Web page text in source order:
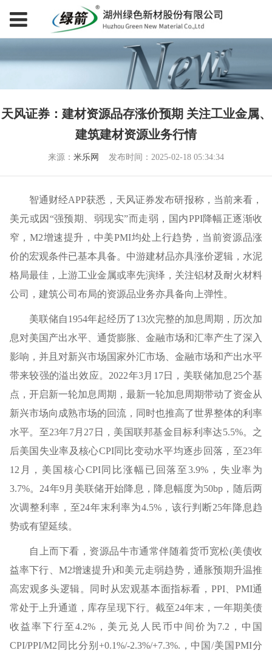
天风证券：建材资源品存涨价预期 关注工业金属、
建筑建材资源业务行情
来源： 米乐网 发布时间：2025-02-18 05:34:34
智通财经APP获悉，天风证券发布研报称，当前来看，
美元或因“强预期、弱现实”而走弱，国内PPI降幅正逐渐收
窄，M2增速提升，中美PMI均处上行趋势，当前资源品涨
价的宏观条件已基本具备。中游建材品亦具涨价逻辑，水泥
格局最佳，上游工业金属或率先演绎，关注铝材及耐火材料
公司，建筑公司布局的资源品业务亦具备向上弹性。
美联储自1954年起经历了13次完整的加息周期，历次加
息对美国产出水平、通货膨胀、金融市场和汇率产生了深入
影响，并且对新兴市场国家外汇市场、金融市场和产出水平
带来较强的溢出效应。2022年3月17日，美联储加息25个基
点，开启新一轮加息周期，最新一轮加息周期带动了资金从
新兴市场向成熟市场的回流，同时也推高了世界整体的利率
水平。至23年7月27日，美国联邦基金目标利率达5.5%。之
后美国失业率及核心CPI同比变动水平均逐步回落，至23年
12月，美国核心CPI同比涨幅已回落至3.9%，失业率为
3.7%。24年9月美联储开始降息，降息幅度为50bp，随后两
次调整利率，至24年末利率为4.5%，该行判断25年降息趋
势或有望延续。
自上而下看，资源品牛市通常伴随着货币宽松(美债收
益率下行、M2增速提升)和美元走弱趋势，通胀预期升温推
高宏观多头逻辑。同时从宏观基本面指标看，PPI、PMI通
常处于上升通道，库存呈现下行。截至24年末，一年期美债
收益率下行至4.2%，美元兑人民币中间价为7.2，中国
CPI/PPI/M2同比分别+0.1%/-2.3%/+7.3%.，中国/美国PMI分